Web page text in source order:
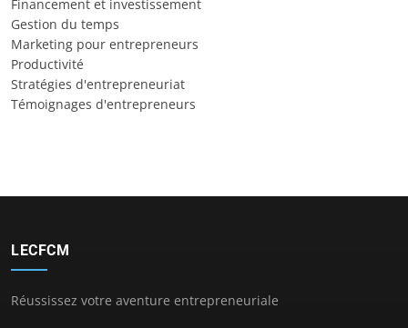
Financement et investissement
Gestion du temps
Marketing pour entrepreneurs
Productivité
Stratégies d'entrepreneuriat
Témoignages d'entrepreneurs
LECFCM
Réussissez votre aventure entrepreneuriale